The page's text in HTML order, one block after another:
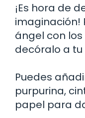
¡Es hora de
imaginación!
ángel con
decóralo a tu
Puedes
purpurina,
papel para